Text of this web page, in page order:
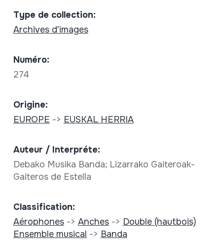
Type de collection:
Archives d'images
Numéro:
274
Origine:
EUROPE -> EUSKAL HERRIA
Auteur / Interpréte:
Debako Musika Banda; Lizarrako Gaiteroak-
Gaiteros de Estella
Classification:
Aérophones-> Anches-> Double (hautbois)
Ensemble musical -> Banda